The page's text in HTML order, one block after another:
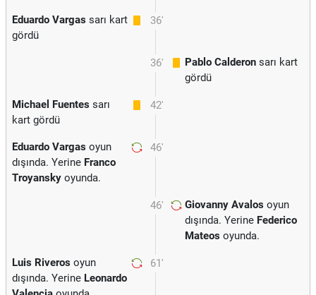
36'
Eduardo Vargas sarı kart
gördü
36' Pablo Calderon sarı kart
gördü
42'
Michael Fuentes sarı
kart gördü
46'
Eduardo Vargas oyun
dışında. Yerine Franco
Troyansky oyunda.
46' Giovanny Avalos oyun
dışında. Yerine Federico
Mateos oyunda.
61'
Luis Riveros oyun
dışında. Yerine Leonardo